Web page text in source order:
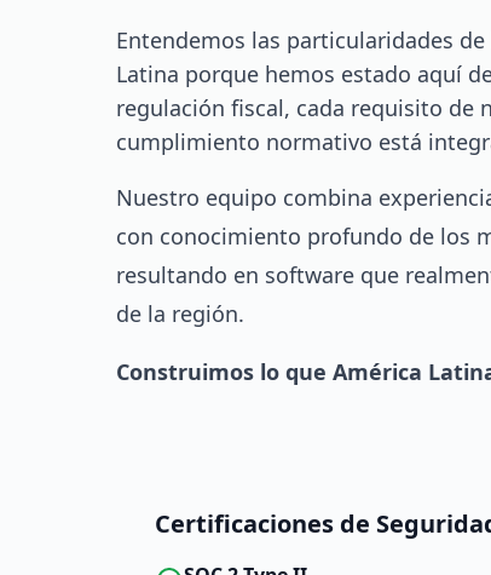
Entendemos las particularidades
Latina porque hemos estado aquí
regulación fiscal, cada requisito de
cumplimiento normativo está
Nuestro equipo combina
con conocimiento profundo de los
resultando en software que
de la región.
Construimos lo que América
Certificaciones de